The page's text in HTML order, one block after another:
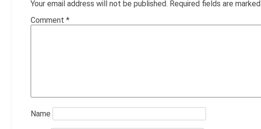
Your email address will not be published. Required fields are marked
Comment *
Name